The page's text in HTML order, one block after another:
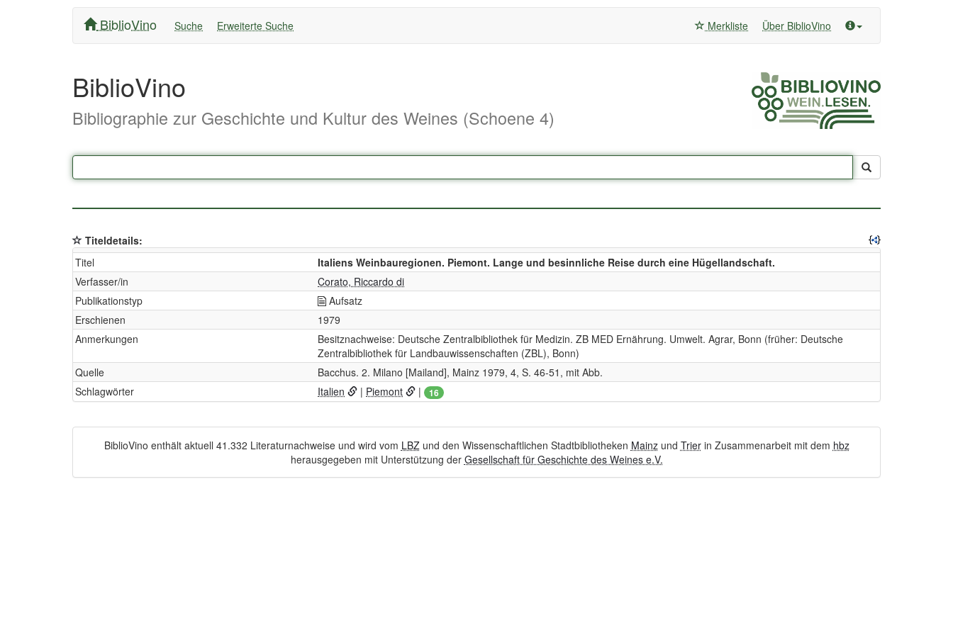
BiblioVino Suche Erweiterte Suche Merkliste Über BiblioVino
BiblioVino
Bibliographie zur Geschichte und Kultur des Weines (Schoene 4)
Titeldetails:
Titel
Italiens Weinbauregionen. Piemont. Lange und besinnliche Reise durch eine Hügellandschaft.
Verfasser/in
Corato, Riccardo di
Publikationstyp
Aufsatz
Erschienen
1979
Anmerkungen
Besitznachweise: Deutsche Zentralbibliothek für Medizin. ZB MED Ernährung. Umwelt. Agrar, Bonn (früher: Deutsche
Zentralbibliothek für Landbauwissenschaften (ZBL), Bonn)
Quelle
Bacchus. 2. Milano [Mailand], Mainz 1979, 4, S. 46-51, mit Abb.
Schlagwörter
Italien | Piemont | 16
BiblioVino enthält aktuell 41.332 Literaturnachweise und wird vom LBZund den Wissenschaftlichen Stadtbibliotheken Mainzund Trierin Zusammenarbeit mit dem hbz
herausgegeben mit Unterstützung der Gesellschaft für Geschichte des Weines e.V.